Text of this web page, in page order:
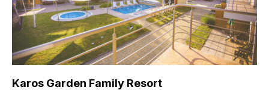
Karos Garden Family Resort